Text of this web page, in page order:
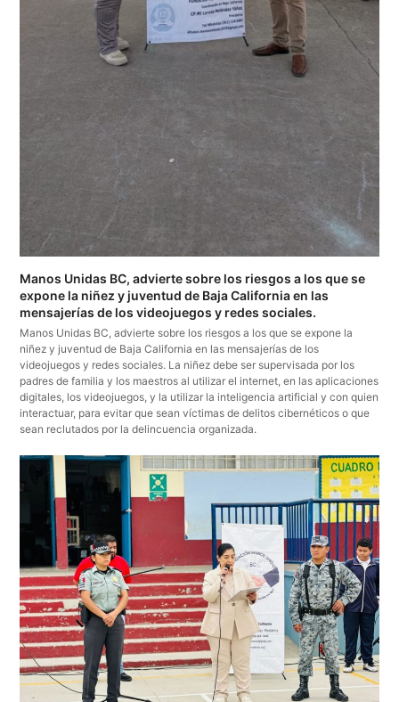
Manos Unidas BC, advierte sobre los riesgos a los que se
expone la niñez y juventud de Baja California en las
mensajerías de los videojuegos y redes sociales.
Manos Unidas BC, advierte sobre los riesgos a los que se expone la
niñez y juventud de Baja California en las mensajerías de los
videojuegos y redes sociales. La niñez debe ser supervisada por los
padres de familia y los maestros al utilizar el internet, en las aplicaciones
digitales, los videojuegos, y la utilizar la inteligencia artificial y con quien
interactuar, para evitar que sean víctimas de delitos cibernéticos o que
sean reclutados por la delincuencia organizada.